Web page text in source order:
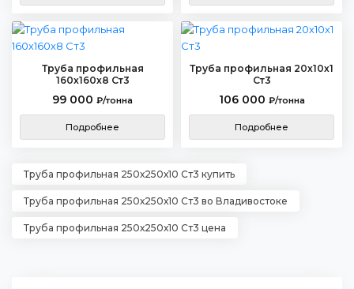
Труба профильная
160х160х8 Ст3
99 000 ₽/тонна
Подробнее
Труба профильная 20х10х1
Ст3
106 000 ₽/тонна
Подробнее
Труба профильная 250х250х10 Ст3 купить
Труба профильная 250х250х10 Ст3 во Владивостоке
Труба профильная 250х250х10 Ст3 цена